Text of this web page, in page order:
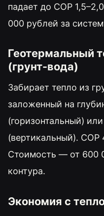
падает до COP
000 рублей за
Геотермальный
(грунт-вода)
Забирает тепло из
заложенный на
(горизонтальный)
(вертикальный). COP
Стоимость — от 600
контура.
Экономия с